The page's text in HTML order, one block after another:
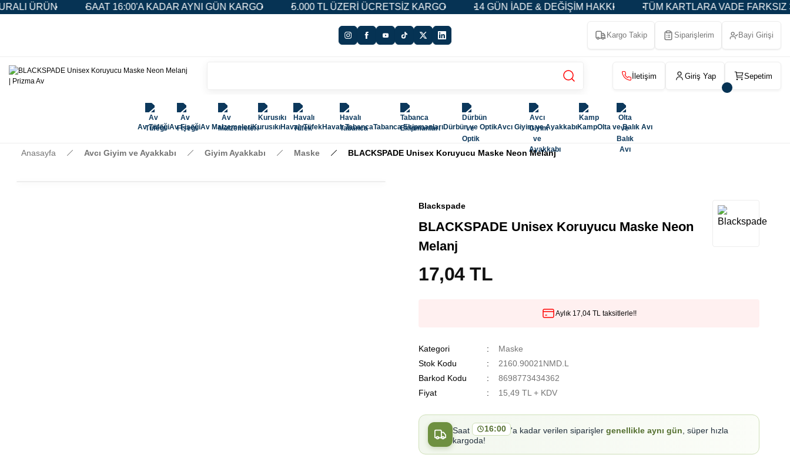
SAAT 16:00'A KADAR AYNI GÜN KARGO 5.000 TL ÜZERİ ÜCRETSİZ KARGO 14 GÜN İADE & DEĞİŞİM HAKKI TÜM KARTLARA VADE FARKSIZ 3-5-9 TAKSİT
Kargo Takip Siparişlerim Bayi Girişi
İletişim Giriş Yap Sepetim
Av TüfeğiAv FişeğiAv MalzemeleriKurusıkıHavalı TüfekHavalı TabancaTabanca EkipmanlarıDürbün ve OptikAvcı Giyim ve AyakkabıKampOlta ve Balık Avı
Anasayfa Avcı Giyim ve Ayakkabı Giyim Ayakkabı Maske BLACKSPADE Unisex Koruyucu Maske Neon Melanj
Blackspade
BLACKSPADE Unisex Koruyucu Maske Neon
Melanj
17,04 TL
Aylık 17,04 TL taksitlerle!!
Kategori
Maske
Stok Kodu
2160.90021NMD.L
Barkod Kodu
8698773434362
Fiyat
15,49 TL + KDV
Saat 16:00 'a kadar verilen siparişler genellikle aynı gün , süper hızla
kargoda!